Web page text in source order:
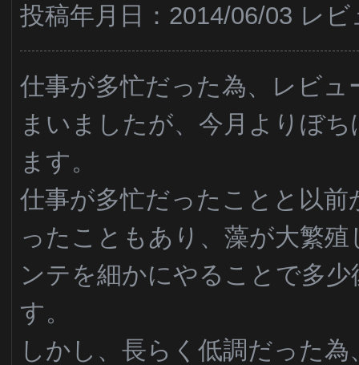
投稿年月日：2014/06/03 レ
仕事が多忙だった為、レビ
まいましたが、今月よりぼ
ます。
仕事が多忙だったことと以
ったこともあり、藻が大繁
ンテを細かにやることで多
す。
しかし、長らく低調だった